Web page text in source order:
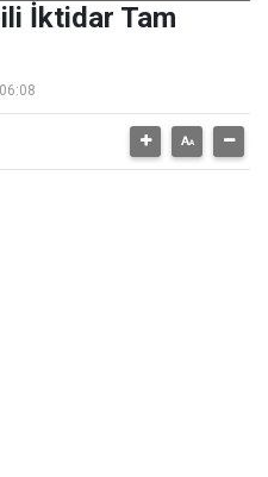
İktidar Tam